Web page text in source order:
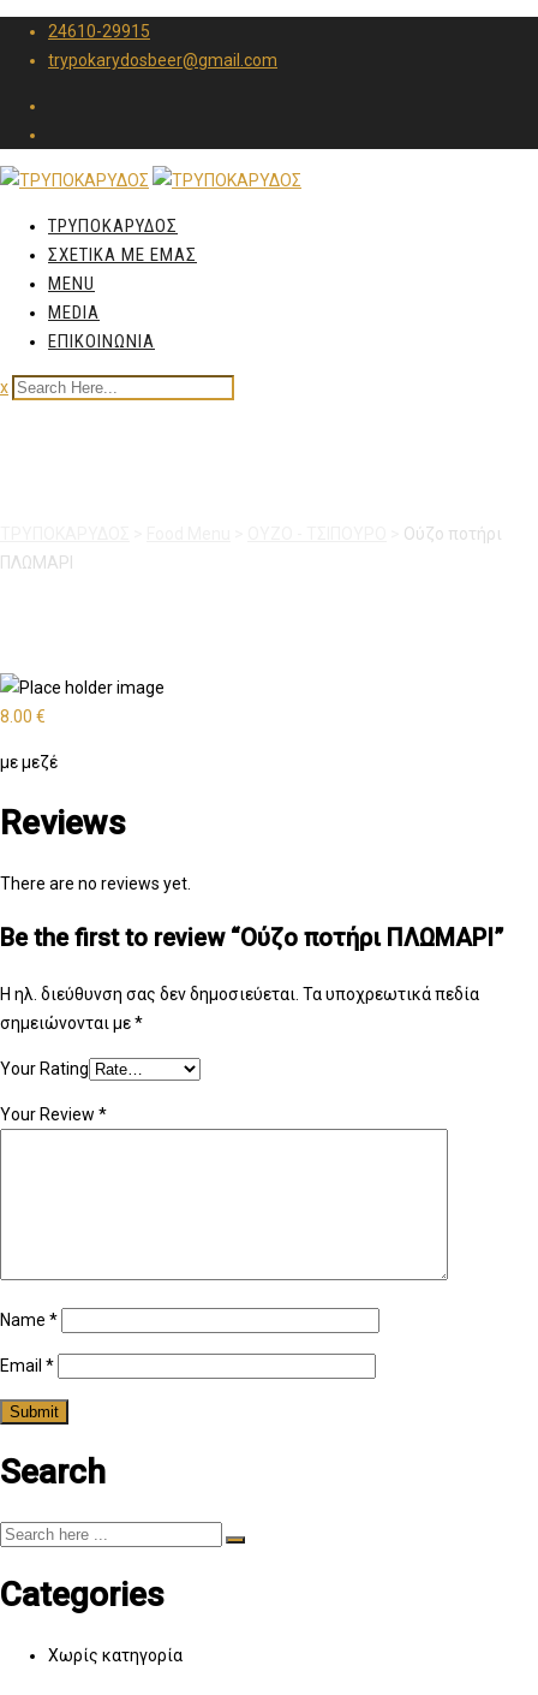
24610-29915
trypokarydosbeer@gmail.com
ΤΡΥΠΟΚΑΡΥΔΟΣ
ΣΧΕΤΙΚΑ ΜΕ ΕΜΑΣ
MENU
MEDIA
ΕΠΙΚΟΙΝΩΝΙΑ
x
Ούζο ποτήρι
ΠΛΩΜΑΡΙ
8.00 €
με μεζέ
Reviews
There are no reviews yet.
Be the first to review “Ούζο ποτήρι ΠΛΩΜΑΡΙ”
Η ηλ. διεύθυνση σας δεν δημοσιεύεται. Τα υποχρεωτικά πεδία
σημειώνονται με*
Your Rating
Your Review *
Name *
Email *
Search
Categories
Χωρίς κατηγορία